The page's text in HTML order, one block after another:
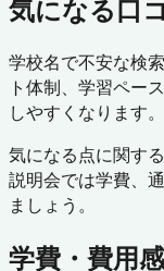
気になる口
学校名で不安な検
ト体制、学習ペー
しやすくなります。
気になる点に関す
説明会では学費、
ましょう。
学費・費用感